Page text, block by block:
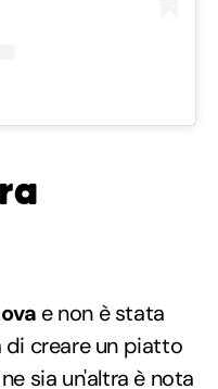
e non è stata
di creare un piatto
sia un'altra è nota